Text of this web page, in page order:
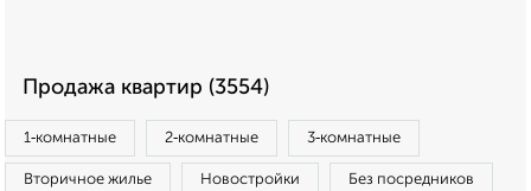
Продажа квартир (3554)
1‑комнатные 2‑комнатные 3‑комнатные
Вторичное жилье Новостройки Без посредников